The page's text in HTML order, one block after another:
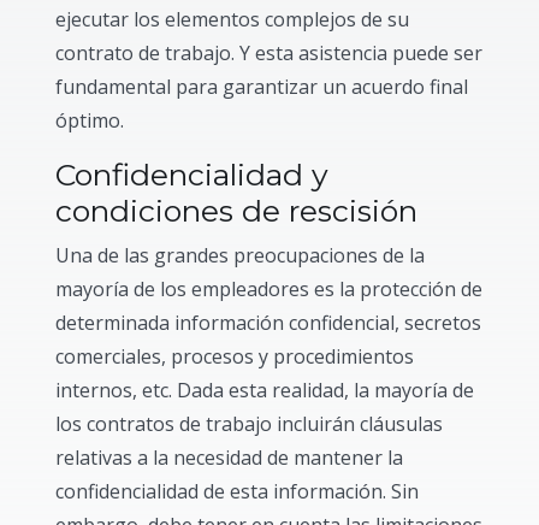
ejecutar los elementos complejos de su
contrato de trabajo. Y esta asistencia puede ser
fundamental para garantizar un acuerdo final
óptimo.
Confidencialidad y
condiciones de rescisión
Una de las grandes preocupaciones de la
mayoría de los empleadores es la protección de
determinada información confidencial, secretos
comerciales, procesos y procedimientos
internos, etc. Dada esta realidad, la mayoría de
los contratos de trabajo incluirán cláusulas
relativas a la necesidad de mantener la
confidencialidad de esta información. Sin